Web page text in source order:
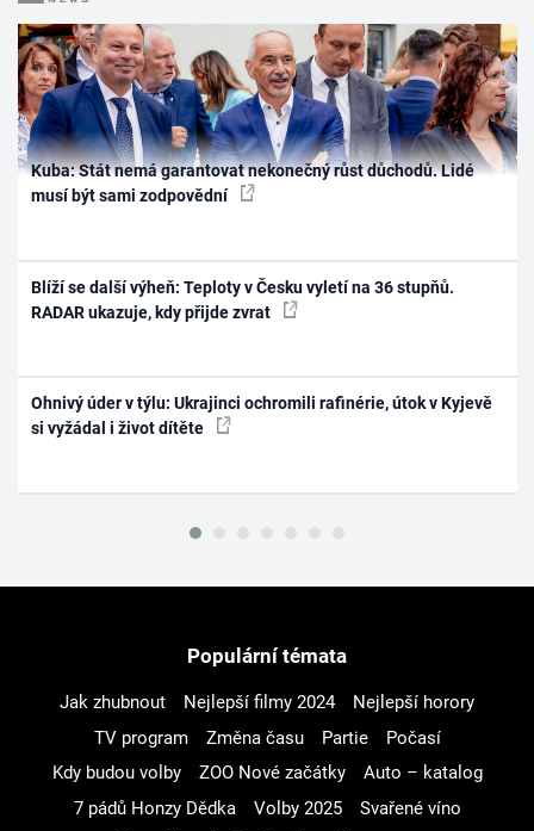
Kuba: Stát nemá garantovat nekonečný růst důchodů. Lidé
musí být sami zodpovědní
Blíží se další výheň: Teploty v Česku vyletí na 36 stupňů.
RADAR ukazuje, kdy přijde zvrat
Ohnivý úder v týlu: Ukrajinci ochromili rafinérie, útok v Kyjevě
si vyžádal i život dítěte
Populární témata
Jak zhubnout Nejlepší filmy 2024
Nejlepší horory
TV program
Změna času Partie
Počasí
Kdy budou volby
ZOO Nové začátky
Auto – katalog
7 pádů Honzy Dědka
Volby 2025
Svařené víno